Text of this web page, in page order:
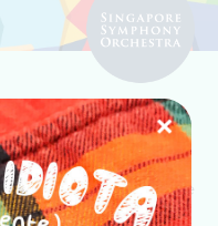
la oportunidad de
Australia, Suecia,
empresa con la que
de Singapur, donde